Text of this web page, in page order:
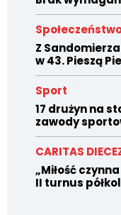
Z
w 43. Pieszą
Sport
17 drużyn na
zawody
CARITAS
„Miłość
II turnus